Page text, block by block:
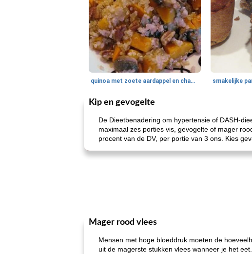
quinoa met zoete aardappel en champignons
Kip en gevogelte
De Dieetbenadering om hypertensie of DASH-
maximaal zes porties vis, gevogelte of mager
procent van de DV, per portie van 3 ons. Kies
Mager rood vlees
Mensen met hoge bloeddruk moeten de
uit de magerste stukken vlees wanneer je het